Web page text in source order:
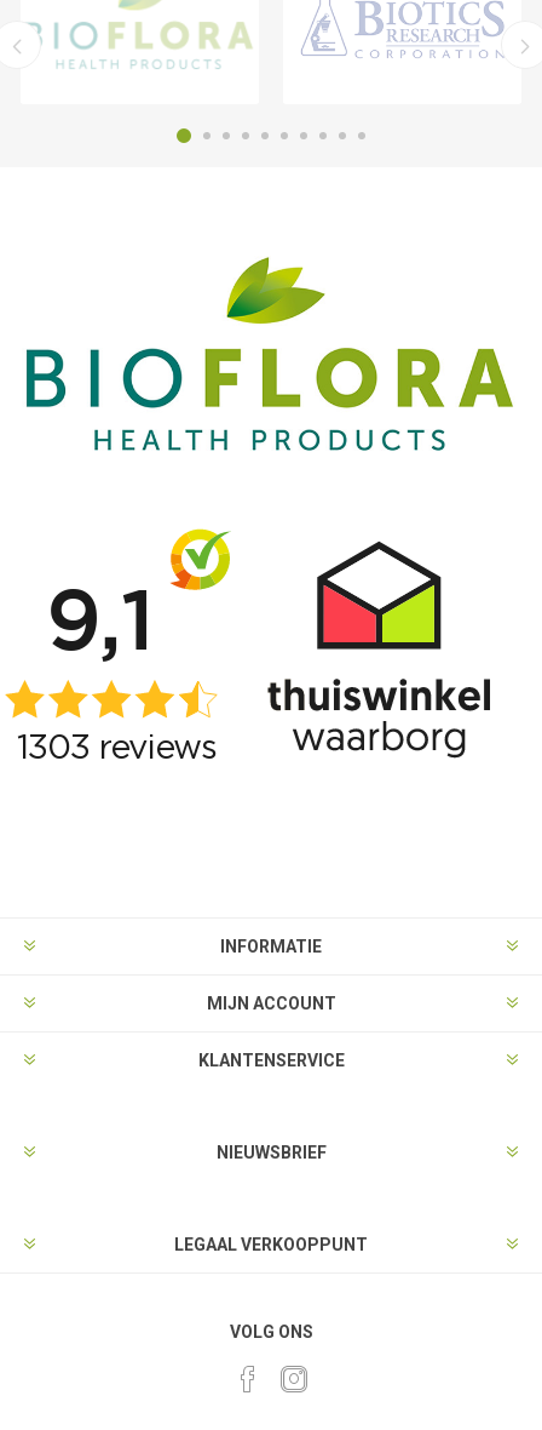
INFORMATIE
MIJN ACCOUNT
KLANTENSERVICE
NIEUWSBRIEF
LEGAAL VERKOOPPUNT
VOLG ONS